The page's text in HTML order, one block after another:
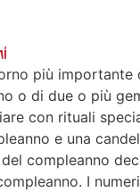
più importante
o di due o più
con rituali
e una
compleanno
I